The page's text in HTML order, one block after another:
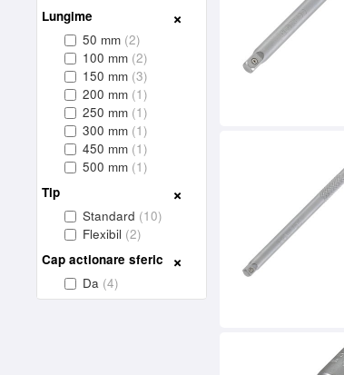
Lungime
50 mm (2)
100 mm (2)
150 mm (3)
200 mm (1)
250 mm (1)
300 mm (1)
450 mm (1)
500 mm (1)
Tip
Standard (10)
Flexibil (2)
Cap actionare sferic
Da (4)